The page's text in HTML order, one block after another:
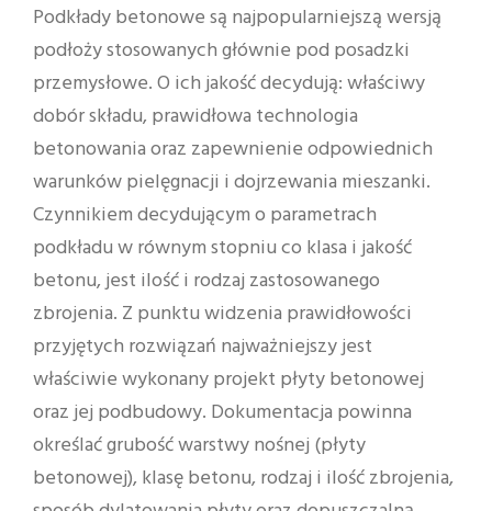
Podkłady betonowe są najpopularniejszą wersją
podłoży stosowanych głównie pod posadzki
przemysłowe. O ich jakość decydują: właściwy
dobór składu, prawidłowa technologia
betonowania oraz zapewnienie odpowiednich
warunków pielęgnacji i dojrzewania mieszanki.
Czynnikiem decydującym o parametrach
podkładu w równym stopniu co klasa i jakość
betonu, jest ilość i rodzaj zastosowanego
zbrojenia. Z punktu widzenia prawidłowości
przyjętych rozwiązań najważniejszy jest
właściwie wykonany projekt płyty betonowej
oraz jej podbudowy. Dokumentacja powinna
określać grubość warstwy nośnej (płyty
betonowej), klasę betonu, rodzaj i ilość zbrojenia,